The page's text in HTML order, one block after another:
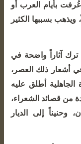
بأيام العرب أو
ويذهب بسببها الكثير
ترك آثاراً واضحة في
أشعار ذلك العصر،
أطلق عليه
من قصائد الشعراء،
وحنيناً إلى الديار